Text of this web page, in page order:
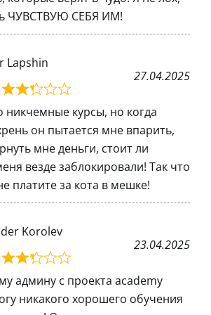
ЧУВСТВУЮ СЕБЯ ИМ!
Lapshin
27.04.2025
никчемные курсы, но когда
он пытается мне впарить,
мне деньги, стоит ли
везде заблокировали! Так что
платите за кота в мешке!
Korolev
23.04.2025
админу с проекта academy
никакого хорошего обучения